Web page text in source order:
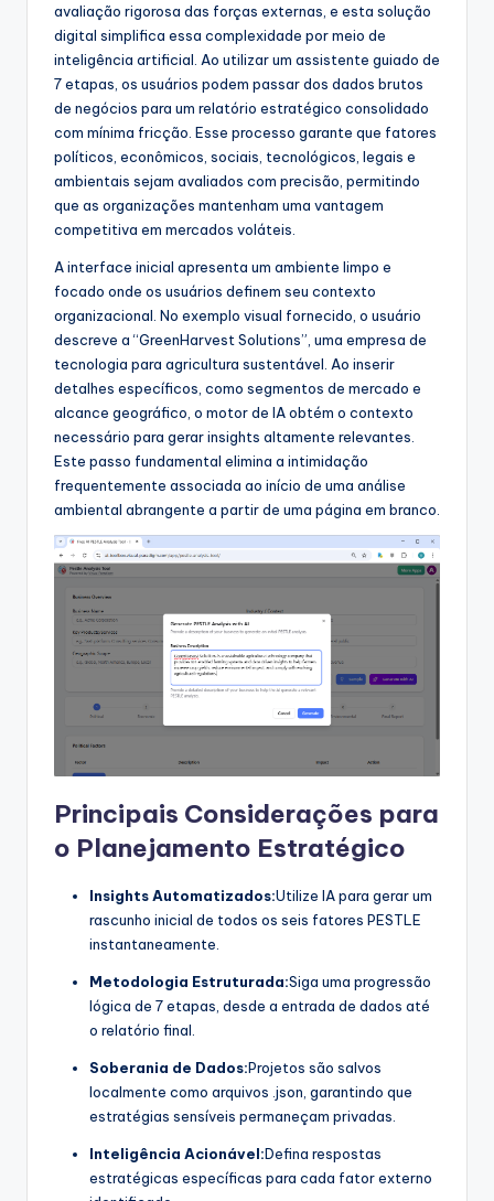
&
S
o
w
d
p
avaliação rigorosa das forças externas, e esta solução
digital simplifica essa complexidade por meio de
inteligência artificial. Ao utilizar um assistente guiado de
7 etapas, os usuários podem passar dos dados brutos
de negócios para um relatório estratégico consolidado
com mínima fricção. Esse processo garante que fatores
políticos, econômicos, sociais, tecnológicos, legais e
ambientais sejam avaliados com precisão, permitindo
que as organizações mantenham uma vantagem
competitiva em mercados voláteis.
A interface inicial apresenta um ambiente limpo e
focado onde os usuários definem seu contexto
organizacional. No exemplo visual fornecido, o usuário
descreve a “GreenHarvest Solutions”, uma empresa de
tecnologia para agricultura sustentável. Ao inserir
detalhes específicos, como segmentos de mercado e
alcance geográfico, o motor de IA obtém o contexto
necessário para gerar insights altamente relevantes.
Este passo fundamental elimina a intimidação
frequentemente associada ao início de uma análise
ambiental abrangente a partir de uma página em branco.
Principais Considerações para
o Planejamento Estratégico
Insights Automatizados:Utilize IA para gerar um
rascunho inicial de todos os seis fatores PESTLE
instantaneamente.
Metodologia Estruturada:Siga uma progressão
lógica de 7 etapas, desde a entrada de dados até
o relatório final.
Soberania de Dados:Projetos são salvos
localmente como arquivos .json, garantindo que
estratégias sensíveis permaneçam privadas.
Inteligência Acionável:Defina respostas
estratégicas específicas para cada fator externo